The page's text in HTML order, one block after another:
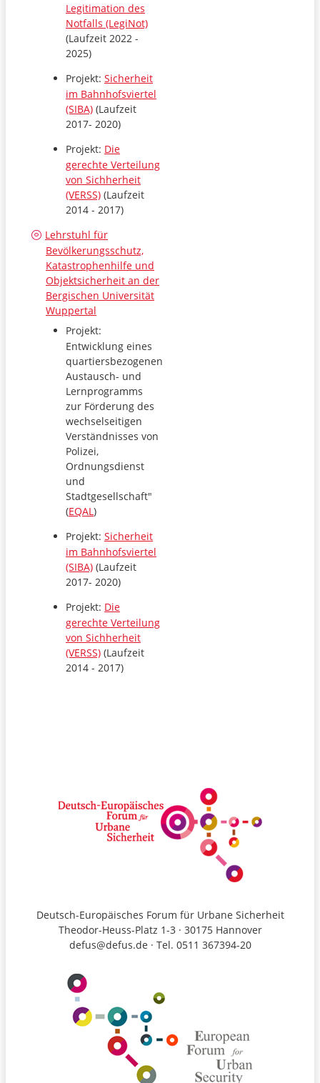
Legitimation des
Notfalls (LegiNot)
(Laufzeit 2022 -
2025)
Projekt: Sicherheit
im Bahnhofsviertel
(SIBA) (Laufzeit
2017- 2020)
Projekt: Die
gerechte Verteilung
von Sichherheit
(VERSS) (Laufzeit
2014 - 2017)
Lehrstuhl für
Bevölkerungsschutz,
Katastrophenhilfe und
Objektsicherheit an der
Bergischen Universität
Wuppertal
Projekt:
Entwicklung eines
quartiersbezogenen
Austausch- und
Lernprogramms
zur Förderung des
wechselseitigen
Verständnisses von
Polizei,
Ordnungsdienst
und
Stadtgesellschaft"
(EQAL )
Projekt: Sicherheit
im Bahnhofsviertel
(SIBA) (Laufzeit
2017- 2020)
Projekt: Die
gerechte Verteilung
von Sichherheit
(VERSS) (Laufzeit
2014 - 2017)
Deutsch-Europäisches Forum für Urbane Sicherheit
Theodor-Heuss-Platz 1-3 · 30175 Hannover
defus@defus.de · Tel. 0511 367394-20